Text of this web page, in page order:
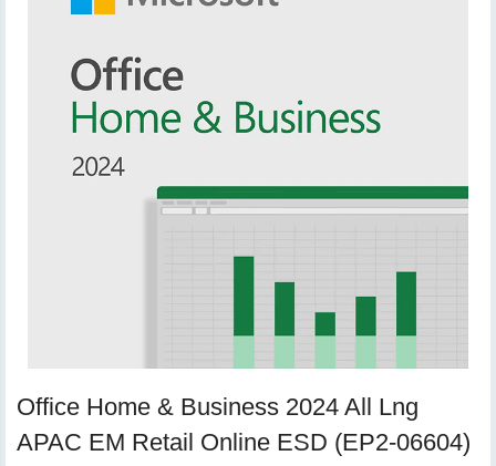
Office Home & Business 2024 All Lng
APAC EM Retail Online ESD (EP2-06604)